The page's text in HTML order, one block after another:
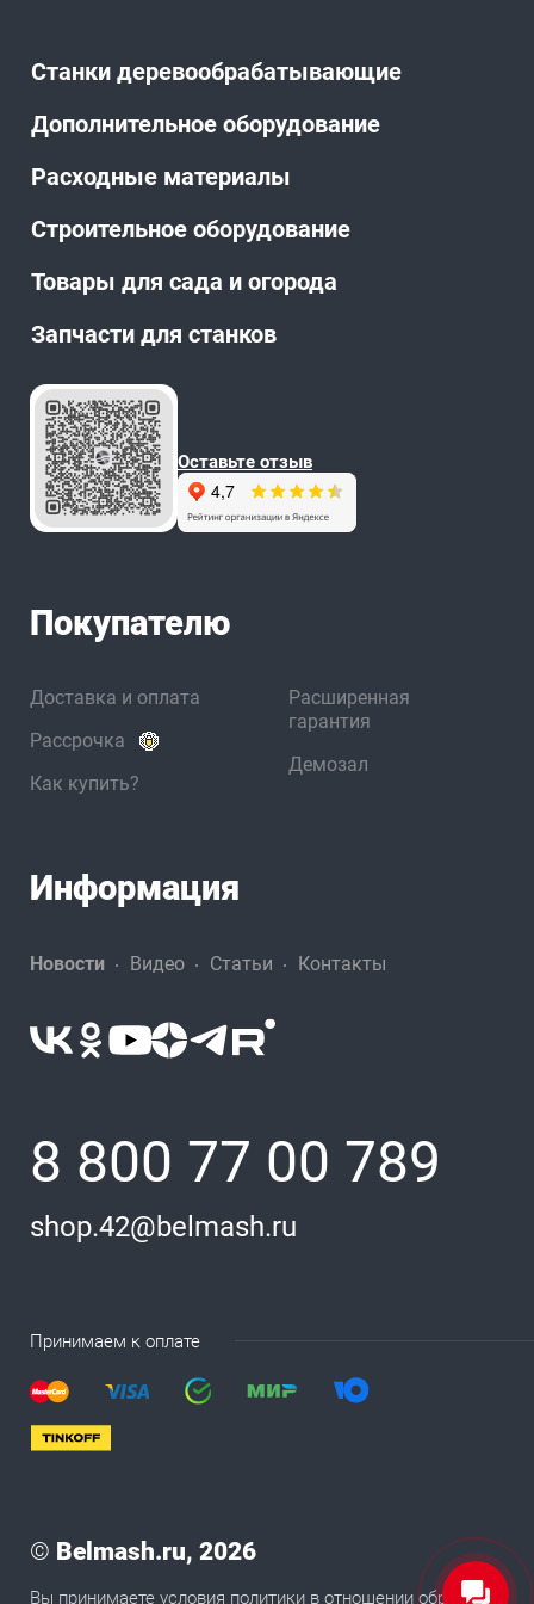
Станки деревообрабатывающие
Дополнительное оборудование
Расходные материалы
Строительное оборудование
Товары для сада и огорода
Запчасти для станков
Оставьте отзыв
Покупателю
Доставка и оплата
Рассрочка
Как купить?
Расширенная
гарантия
Демозал
Информация
Новости Видео Статьи Контакты
8 800 77 00 789
shop.42@belmash.ru
Принимаем к оплате
© Belmash.ru, 2026
Вы принимаете условия политики в отношении обработки